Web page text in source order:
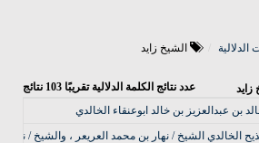
الدلالية الشيخ زايد
زايد عدد نتائج الكلمة الدلالية تقريبًا 103 نتائج
بن عبدالعزيز بن خالد ابوعنقاء الخالدي
الخالدي الشيخ / نهار بن محمد العريعر ، والشيخ / نواف